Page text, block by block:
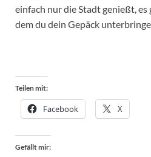
einfach nur die Stadt genießt,
dem du dein Gepäck
Teilen mit:
Facebook X
Gefällt mir: